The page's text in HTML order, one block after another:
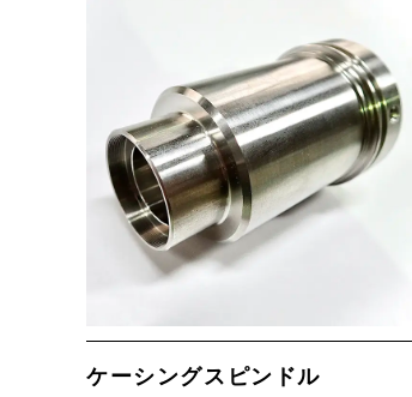
ケーシングスピンドル